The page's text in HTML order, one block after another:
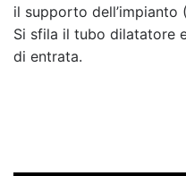
il supporto dell’impianto
Si sfila il tubo dilatatore
di entrata.